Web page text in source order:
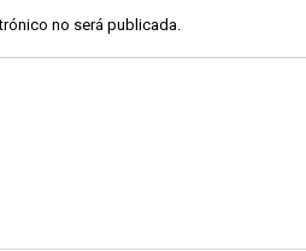
no será publicada.